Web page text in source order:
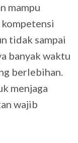
mampu
tidak sampai
banyak waktu
berlebihan.
menjaga
wajib